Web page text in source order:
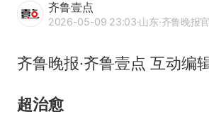
齐鲁壹点
2026-05-09 23:03·山东·齐鲁晚报官
齐鲁晚报·齐鲁壹点 互动编
超治愈